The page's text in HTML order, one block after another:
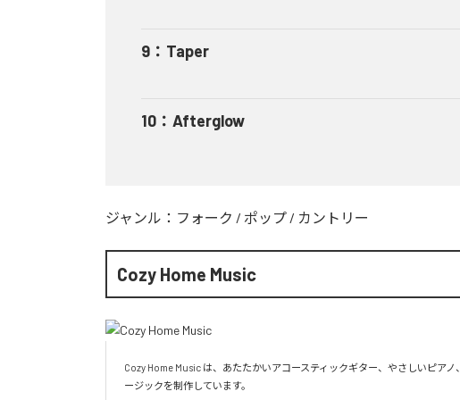
9 ： Taper
10 ： Afterglow
ジャンル： フォーク / ポップ / カントリー
Cozy Home Music
Cozy Home Music は、あたたかいアコースティックギター、やさしいピア
ージックを制作しています。